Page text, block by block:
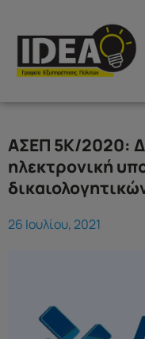
ΑΣΕΠ 5Κ/2020:
ηλεκτρονική
26 Ιουλίου, 2021